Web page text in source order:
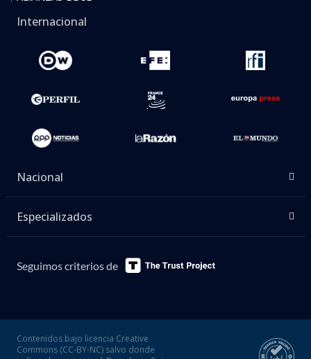
Internacional
Nacional
Especializados
Seguimos criterios de
Contenidos bajo licencia Creative
Commons (CC-BY-NC) salvo donde